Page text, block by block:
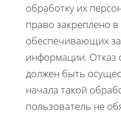
обработку их
право закреплено
обеспечивающих
информации. Отказ
должен быть
начала такой
пользователь не